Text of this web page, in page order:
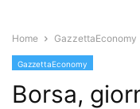
Home GazzettaEconomy
GazzettaEconomy
Borsa,